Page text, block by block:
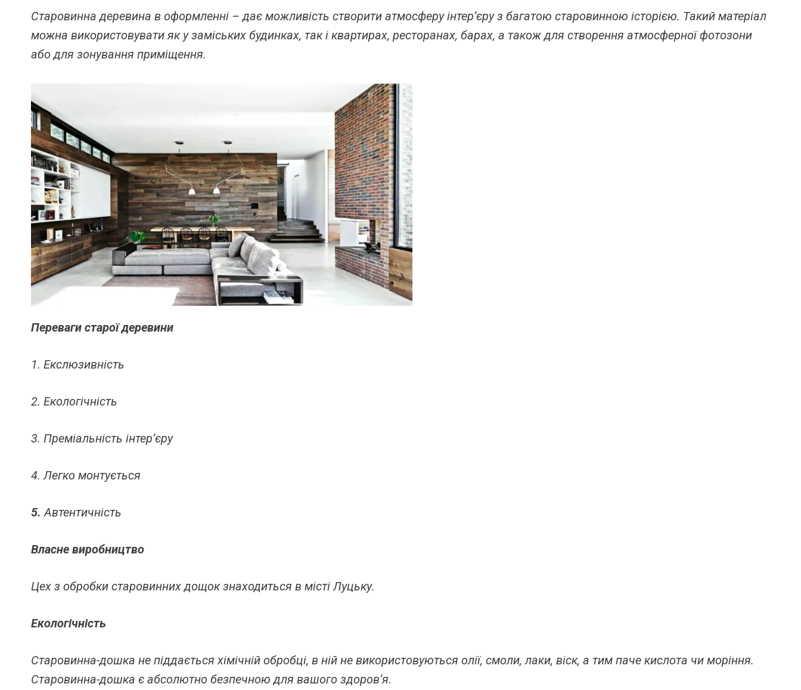
Старовинна деревина в оформленні – дає можливість створити атмосферу інтер’єру з багатою старовинною історією. Такий матеріал
можна використовувати як у заміських будинках, так і квартирах, ресторанах, барах, а також для створення атмосферної фотозони
або для зонування приміщення.
Переваги старої деревини
1. Екслюзивність
2. Екологічність
3. Преміальність інтер’єру
4. Легко монтується
5.Автентичність
Власне виробництво
Цех з обробки старовинних дощок знаходиться в місті Луцьку.
Екологічність
Старовинна-дошка не піддається хімічній обробці, в ній не використовуються олії, смоли, лаки, віск, а тим паче кислота чи моріння.
Старовинна-дошка є абсолютно безпечною для вашого здоров’я.